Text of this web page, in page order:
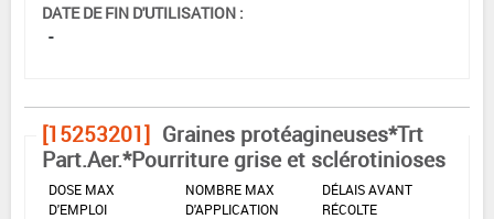
DATE DE FIN D'UTILISATION :
-
[15253201] Graines protéagineuses*Trt
Part.Aer.*Pourriture grise et sclérotinioses
DOSE MAX
D'EMPLOI
NOMBRE MAX
D'APPLICATION
DÉLAIS AVANT
RÉCOLTE